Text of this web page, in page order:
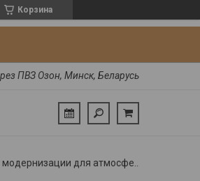
Корзина
ПВЗ Озон, Минск, Беларусь
Комплект модернизации для атмосфера xl